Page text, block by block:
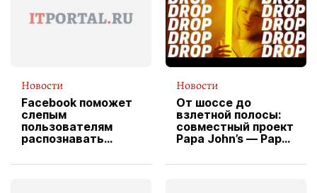
Новости
Facebook поможет
слепым
пользователям
распознавать
Новости
От шоссе до
взлетной полосы:
совместный проект
Papa John’s — Papa
вводит